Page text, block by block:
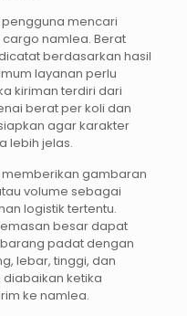
mencari
namlea. Berat
berdasarkan hasil
layanan perlu
kiriman terdiri dari
berat per koli dan
agar karakter
lebih jelas.
memberikan gambaran
volume sebagai
logistik tertentu.
besar dapat
padat dengan
lebar, tinggi, dan
ketika
ke namlea.